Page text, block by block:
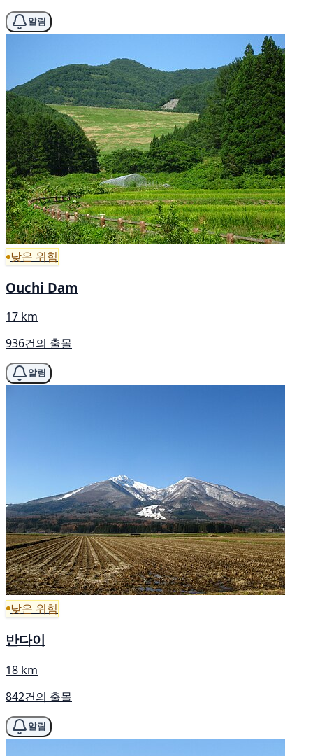
알림
낮은 위험
Ouchi Dam
17 km
936건의 출몰
알림
낮은 위험
반다이
18 km
842건의 출몰
알림